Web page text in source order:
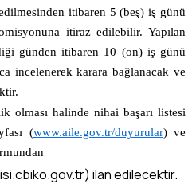
itibaren 5 (beş) iş günü
itiraz edilebilir. Yapılan
günden itibaren 10 (on) iş günü
incelenerek karara bağlanacak ve
olması halinde nihai başarı listesi
(www.aile.gov.tr/duyurular)ve
ilan edilecektir.